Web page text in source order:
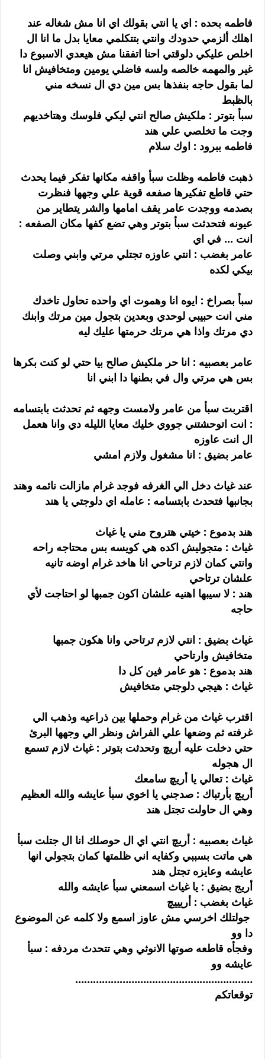
فاطمه بحده : اي يا انتي بقولك اي انا مش شغاله عند
اهلك ألزمي حدودك وانتي بتتكلمي معايا بدل ما انا ال
اخلص عليكي دلوقتي احنا اتفقنا مش هيعدي الاسبوع دا
غير والمهمه خالصه ولسه فاضلي يومين ومتخافيش انا
لما بقول حاجه بنفذها بس مين دي ال نسخه مني
بالظبط
سبأ بتوتر : ملكيش صالح انتي ليكي فلوسك وهتاخديهم
وجت ما تخلصي علي هند
فاطمه ببرود : اوك سلام
ذهبت فاطمه وظلت سبأ واقفه مكانها تفكر فيما يحدث
حتي قاطع تفكيرها صفعه قوية علي وجهها فنظرت
بصدمه ووجدت عامر يقف امامها والشر يتطاير من
عيونه فتحدثت سبأ بتوتر وهي تضع كفها مكان الصفعه :
انت ... في اي
عامر بغضب : انتي عاوزه تجتلي مرتي وابني وصلت
بيكي لكده
سبأ بصراخ : ايوه انا وهموت اي واحده تحاول تاخدك
مني انت حبيبي لوحدي وبعدين بتجول مين مرتك وابنك
دي مرتك واذا هي مرتك حرمتها عليك ليه
عامر بعصبيه : انا حر ملكيش صالح بيا حتي لو كنت بكرها
بس هي مرتي وال في بطنها دا ابني انا
اقتربت سبأ من عامر ولامست وجهه ثم تحدثت بابتسامه
: انت اتوحشتني جووي خليك معايا الليله دي وانا هعمل
ال انت عاوزه
عامر بضيق : انا مشغول ولازم امشي
عند غياث دخل الي الغرفه فوجد غرام مازالت نائمه وهند
بجانبها فتحدث بابتسامه : عامله اي دلوجتي يا هند
هند بدموع : خيتي هتروح مني يا غياث
غياث : متجوليش اكده هي كويسه بس محتاجه راحه
وانتي كمان لازم ترتاحي انا هاخد غرام اوضه تانيه
علشان ترتاحي
هند : لا سيبها اهنيه علشان اكون جمبها لو احتاجت لأي
حاجه
غياث بضيق : انتي لازم ترتاحي وانا هكون جمبها
متخافيش وارتاحي
هند بدموع : هو عامر فين كل دا
غياث : هيجي دلوجتي متخافيش
اقترب غياث من غرام وحملها بين ذراعيه وذهب الي
غرفته ثم وضعها علي الفراش ونظر الي وجهها البرئ
حتي دخلت عليه أريچ وتحدثت بتوتر : غياث لازم تسمع
ال هجوله
غياث : تعالي يا أريچ سامعك
أريچ بأرتباك : صدجني يا اخوي سبأ عايشه والله العظيم
وهي ال حاولت تجتل هند
غياث بعصبيه : أريچ انتي اي ال حوصلك انا ال جتلت سبأ
هي ماتت بسببي وكفايه اني ظلمتها كمان بتجولي انها
عايشه وعايزه تجتل هند
أريج بضيق : يا غياث اسمعني سبأ عايشه والله
غياث بغضب : أريييچ
جولتلك اخرسي مش عاوز اسمع ولا كلمه عن الموضوع
دا وو
وفجأه قاطعه صوتها الانوثي وهي تتحدث مردفه : سبأ
عايشه وو
……………………………………………………
توقعاتكم